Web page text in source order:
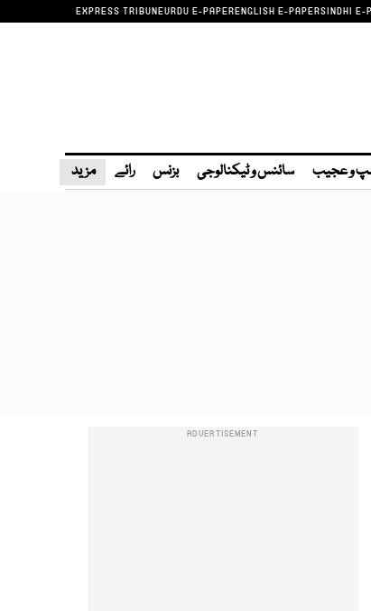
EXPRESS TRIBUNEURDU E-PAPERENGLISH E-PAPERSINDHI E-
و عجیب سائنس و ٹیکنالوجی بزنس رائے مزید